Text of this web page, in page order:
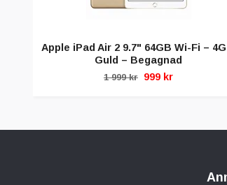
Apple iPad Air 2 9.7" 64GB Wi-Fi –
Guld – Begagnad
1 999 kr 999 kr